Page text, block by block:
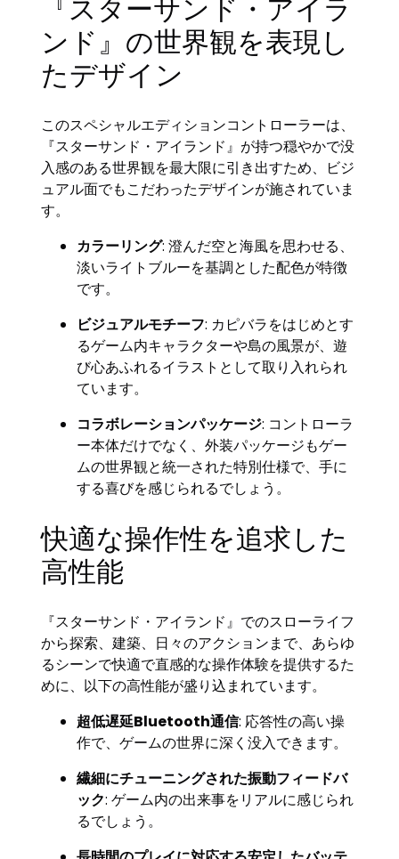
『スターサンド・アイラ
ンド』の世界観を表現し
たデザイン
このスペシャルエディションコントローラーは、
『スターサンド・アイランド』が持つ穏やかで没
入感のある世界観を最大限に引き出すため、ビジ
ュアル面でもこだわったデザインが施されていま
す。
カラーリング: 澄んだ空と海風を思わせる、
淡いライトブルーを基調とした配色が特徴
です。
ビジュアルモチーフ: カピバラをはじめとす
るゲーム内キャラクターや島の風景が、遊
び心あふれるイラストとして取り入れられ
ています。
コラボレーションパッケージ: コントローラ
ー本体だけでなく、外装パッケージもゲー
ムの世界観と統一された特別仕様で、手に
する喜びを感じられるでしょう。
快適な操作性を追求した
高性能
『スターサンド・アイランド』でのスローライフ
から探索、建築、日々のアクションまで、あらゆ
るシーンで快適で直感的な操作体験を提供するた
めに、以下の高性能が盛り込まれています。
超低遅延Bluetooth通信: 応答性の高い操
作で、ゲームの世界に深く没入できます。
繊細にチューニングされた振動フィードバ
ック: ゲーム内の出来事をリアルに感じられ
るでしょう。